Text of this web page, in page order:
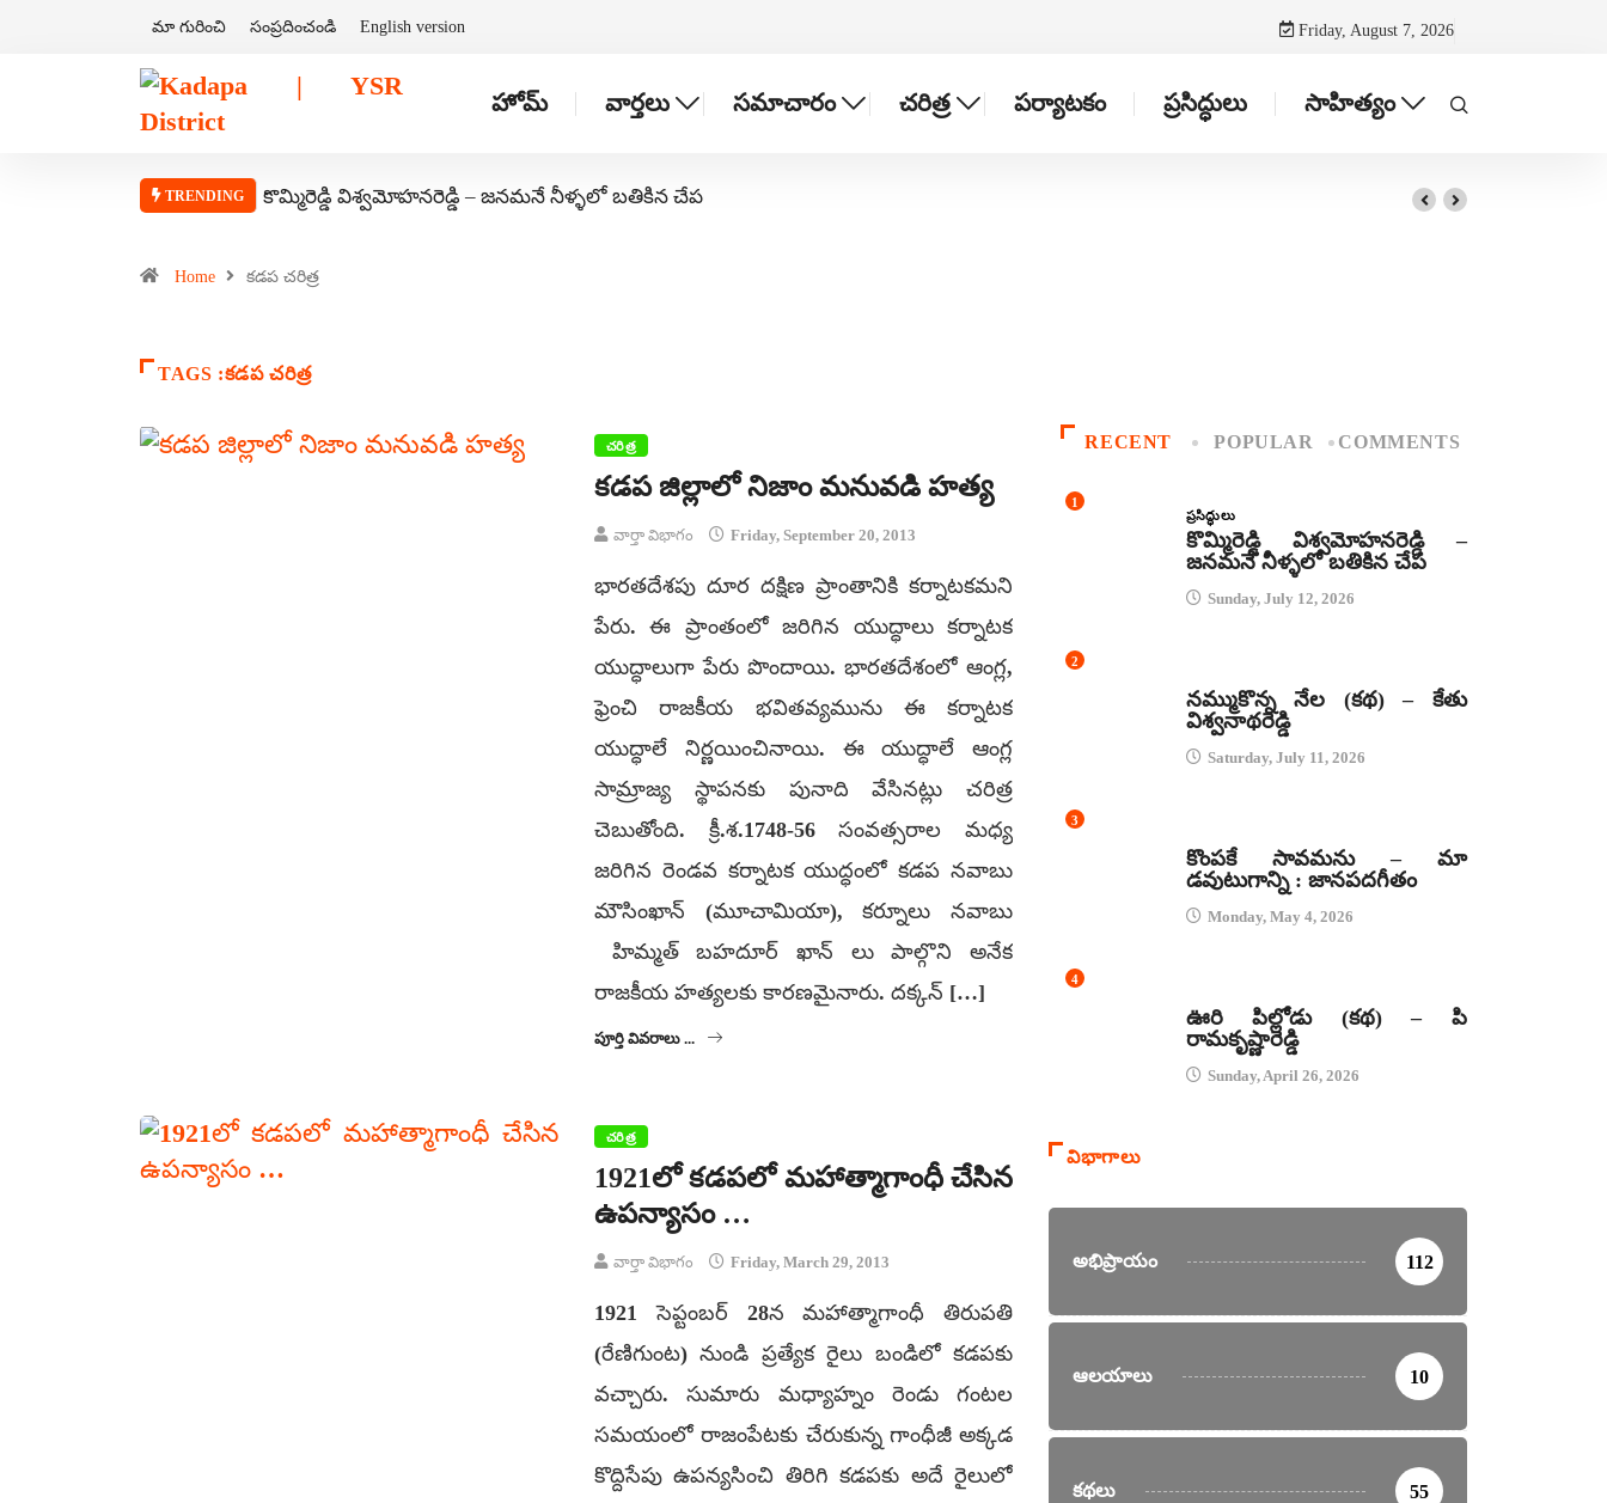
మా గురించి సంప్రదించండి English version Friday, August 7, 2026
హోమ్ వార్తలు సమాచారం చరిత్ర పర్యాటకం ప్రసిద్ధులు సాహిత్యం
TRENDING కొమ్మిరెడ్డి విశ్వమోహనరెడ్డి – జనమనే నీళ్ళలో బతికిన చేప
Home కడప చరిత్ర
TAGS :కడప చరిత్ర
చరిత్ర
కడప జిల్లాలో నిజాం మనువడి హత్య
వార్తా విభాగం Friday, September 20, 2013
భారతదేశపు దూర దక్షిణ ప్రాంతానికి కర్నాటకమని
పేరు. ఈ ప్రాంతంలో జరిగిన యుద్ధాలు కర్నాటక
యుద్ధాలుగా పేరు పొందాయి. భారతదేశంలో ఆంగ్ల,
ఫ్రెంచి రాజకీయ భవితవ్యమును ఈ కర్నాటక
యుద్ధాలే నిర్ణయించినాయి. ఈ యుద్ధాలే ఆంగ్ల
సామ్రాజ్య స్థాపనకు పునాది వేసినట్లు చరిత్ర
చెబుతోంది. క్రీ.శ.1748-56 సంవత్సరాల మధ్య
జరిగిన రెండవ కర్నాటక యుద్ధంలో కడప నవాబు
మౌసింఖాన్ (మూచామియా), కర్నూలు నవాబు
హిమ్మత్ బహదూర్ ఖాన్ లు పాల్గొని అనేక
రాజకీయ హత్యలకు కారణమైనారు. దక్కన్ […]
పూర్తి వివరాలు ...
చరిత్ర
1921లో కడపలో మహాత్మాగాంధీ చేసిన
ఉపన్యాసం …
వార్తా విభాగం Friday, March 29, 2013
1921 సెప్టంబర్ 28న మహాత్మాగాంధీ తిరుపతి
(రేణిగుంట) నుండి ప్రత్యేక రైలు బండిలో కడపకు
వచ్చారు. సుమారు మధ్యాహ్నం రెండు గంటల
సమయంలో రాజంపేటకు చేరుకున్న గాంధీజీ అక్కడ
కొద్దిసేపు ఉపన్యసించి తిరిగి కడపకు అదే రైలులో
RECENT POPULAR COMMENTS
1
ప్రసిద్ధులు
కొమ్మిరెడ్డి విశ్వమోహనరెడ్డి –
జనమనే నీళ్ళలో బతికిన చేప
Sunday, July 12, 2026
2
నమ్ముకొన్న నేల (కథ) – కేతు
విశ్వనాథరెడ్డి
Saturday, July 11, 2026
3
కొంపకే సావమను – మా
డవుటుగాన్ని : జానపదగీతం
Monday, May 4, 2026
4
ఊరి పిల్లోడు (కథ) – పి
రామకృష్ణారెడ్డి
Sunday, April 26, 2026
విభాగాలు
అభిప్రాయం 112
ఆలయాలు 10
కథలు 55